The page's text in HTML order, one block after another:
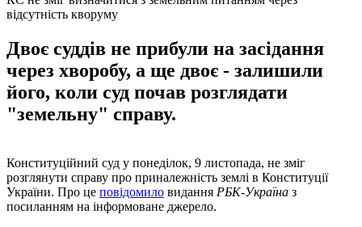
відсутність кворуму
Двоє суддів не прибули на засідання
через хворобу, а ще двоє - залишили
його, коли суд почав розглядати
"земельну" справу.
Конституційний суд у понеділок, 9 листопада, не зміг
розглянути справу про приналежність землі в Конституції
України. Про це повідомило видання РБК-Україна з
посиланням на інформоване джерело.